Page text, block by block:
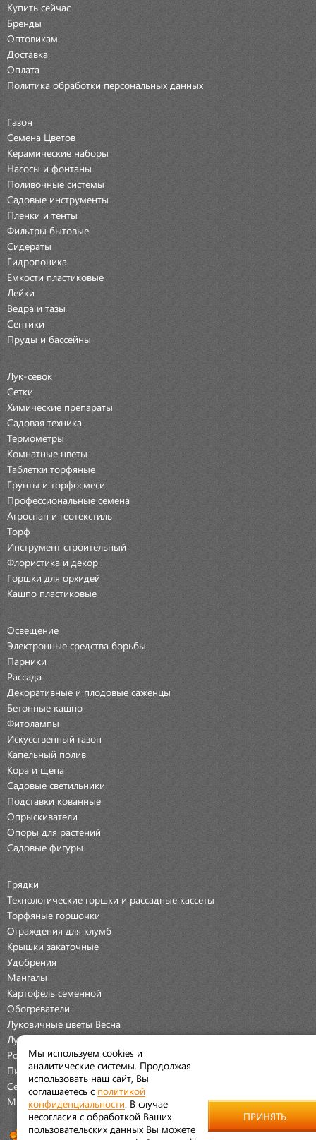
Купить сейчас
Бренды
Оптовикам
Доставка
Оплата
Политика обработки персональных данных
Газон
Семена Цветов
Керамические наборы
Насосы и фонтаны
Поливочные системы
Садовые инструменты
Пленки и тенты
Фильтры бытовые
Сидераты
Гидропоника
Емкости пластиковые
Лейки
Ведра и тазы
Септики
Пруды и бассейны
Лук-севок
Сетки
Химические препараты
Садовая техника
Термометры
Комнатные цветы
Таблетки торфяные
Грунты и торфосмеси
Профессиональные семена
Агроспан и геотекстиль
Торф
Инструмент строительный
Флористика и декор
Горшки для орхидей
Кашпо пластиковые
Освещение
Электронные средства борьбы
Парники
Рассада
Декоративные и плодовые саженцы
Бетонные кашпо
Фитолампы
Искусственный газон
Капельный полив
Кора и щепа
Садовые светильники
Подставки кованные
Опрыскиватели
Опоры для растений
Садовые фигуры
Грядки
Технологические горшки и рассадные кассеты
Торфяные горшочки
Ограждения для клумб
Крышки закаточные
Удобрения
Мангалы
Картофель семенной
Обогреватели
Луковичные цветы Весна
Луковичные цветы Осень
Розы
Пионы
Семена Овощей
Мраморная крошка
Мы используем cookies и
аналитические системы. Продолжая
использовать наш сайт, Вы
соглашаетесь с политикой
конфиденциальности . В случае
несогласия с обработкой Ваших
пользовательских данных Вы можете
ПРИНЯТЬ